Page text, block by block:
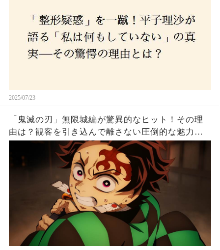
2025/07/23
「鬼滅の刃」無限城編が驚異的なヒット！その理
由は？観客を引き込んで離さない圧倒的な魅力と